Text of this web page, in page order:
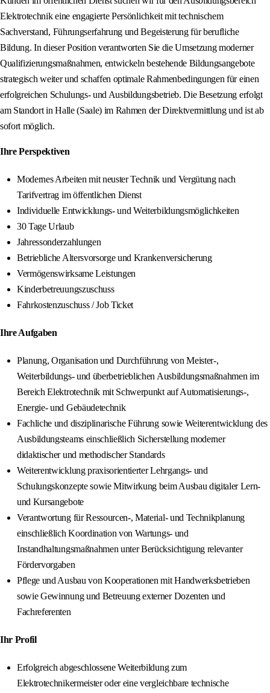
Elektrotechnik eine engagierte Persönlichkeit mit technischem
Sachverstand, Führungserfahrung und Begeisterung für berufliche
Bildung. In dieser Position verantworten Sie die Umsetzung moderner
Qualifizierungsmaßnahmen, entwickeln bestehende Bildungsangebote
strategisch weiter und schaffen optimale Rahmenbedingungen für einen
erfolgreichen Schulungs- und Ausbildungsbetrieb. Die Besetzung erfolgt
am Standort in Halle (Saale) im Rahmen der Direktvermittlung und ist ab
sofort möglich.
Ihre Perspektiven
Modernes Arbeiten mit neuster Technik und Vergütung nach
Tarifvertrag im öffentlichen Dienst
Individuelle Entwicklungs- und Weiterbildungsmöglichkeiten
30 Tage Urlaub
Jahressonderzahlungen
Betriebliche Altersvorsorge und Krankenversicherung
Vermögenswirksame Leistungen
Kinderbetreuungszuschuss
Fahrkostenzuschuss / Job Ticket
Ihre Aufgaben
Planung, Organisation und Durchführung von Meister-,
Weiterbildungs- und überbetrieblichen Ausbildungsmaßnahmen im
Bereich Elektrotechnik mit Schwerpunkt auf Automatisierungs-,
Energie- und Gebäudetechnik
Fachliche und disziplinarische Führung sowie Weiterentwicklung des
Ausbildungsteams einschließlich Sicherstellung moderner
didaktischer und methodischer Standards
Weiterentwicklung praxisorientierter Lehrgangs- und
Schulungskonzepte sowie Mitwirkung beim Ausbau digitaler Lern-
und Kursangebote
Verantwortung für Ressourcen-, Material- und Technikplanung
einschließlich Koordination von Wartungs- und
Instandhaltungsmaßnahmen unter Berücksichtigung relevanter
Fördervorgaben
Pflege und Ausbau von Kooperationen mit Handwerksbetrieben
sowie Gewinnung und Betreuung externer Dozenten und
Fachreferenten
Ihr Profil
Erfolgreich abgeschlossene Weiterbildung zum
Elektrotechnikermeister oder eine vergleichbare technische